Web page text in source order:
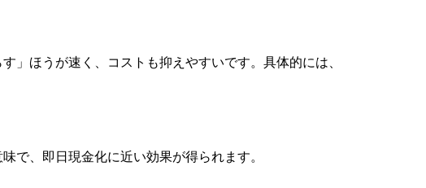
」ほうが速く、コストも抑えやすいです。具体的には、
で、即日現金化に近い効果が得られます。